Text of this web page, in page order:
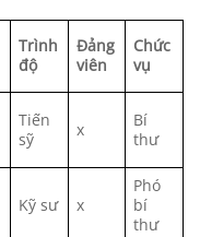
Trình
độ
Đảng
viên
Chức
vụ
Tiến
sỹ
x
Bí
thư
Kỹ sư x
Phó
bí
thư